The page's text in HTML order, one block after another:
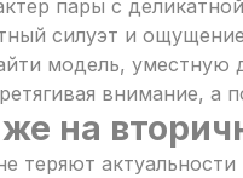
пары с
силуэт и
модель, уместную
внимание, а
на
теряют